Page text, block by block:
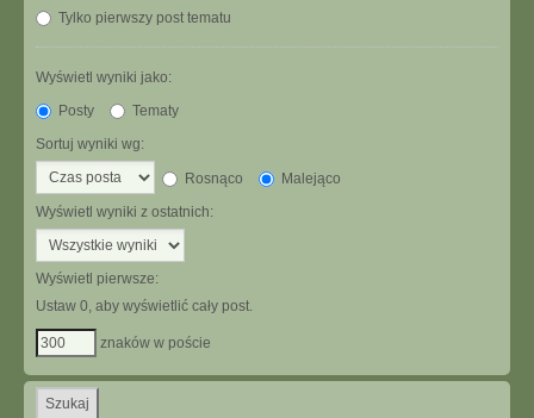
Tylko pierwszy post tematu
Wyświetl wyniki jako:
Posty
Tematy
Sortuj wyniki wg:
Rosnąco
Malejąco
Wyświetl wyniki z ostatnich:
Wyświetl pierwsze:
Ustaw 0, aby wyświetlić cały post.
znaków w poście